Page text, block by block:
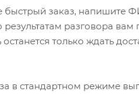
быстрый заказ, напишите
результатам разговора
только ждать
в стандартном режиме